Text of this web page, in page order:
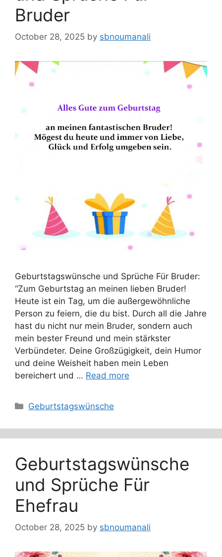
Bruder
October 28, 2025 by sbnoumanali
Geburtstagswünsche und Sprüche Für Bruder:
“Zum Geburtstag an meinen lieben Bruder!
Heute ist ein Tag, um die außergewöhnliche
Person zu feiern, die du bist. Durch all die Jahre
hast du nicht nur mein Bruder, sondern auch
mein bester Freund und mein stärkster
Verbündeter. Deine Großzügigkeit, dein Humor
und deine Weisheit haben mein Leben
bereichert und … Read more
Categories
Geburtstagswünsche
Geburtstagswünsche
und Sprüche Für
Ehefrau
October 28, 2025 by sbnoumanali